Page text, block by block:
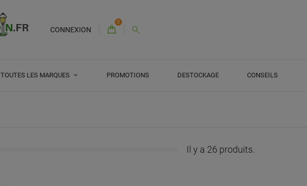
CONNEXION
0
TOUTES LES MARQUES PROMOTIONS DESTOCKAGE CONSEILS
Il y a 26 produits.